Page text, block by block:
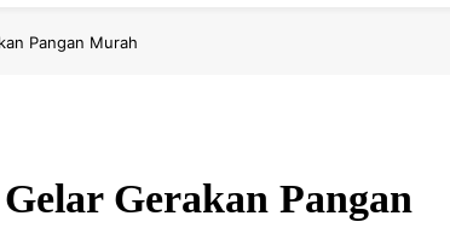
Pangan Murah
Gerakan Pangan